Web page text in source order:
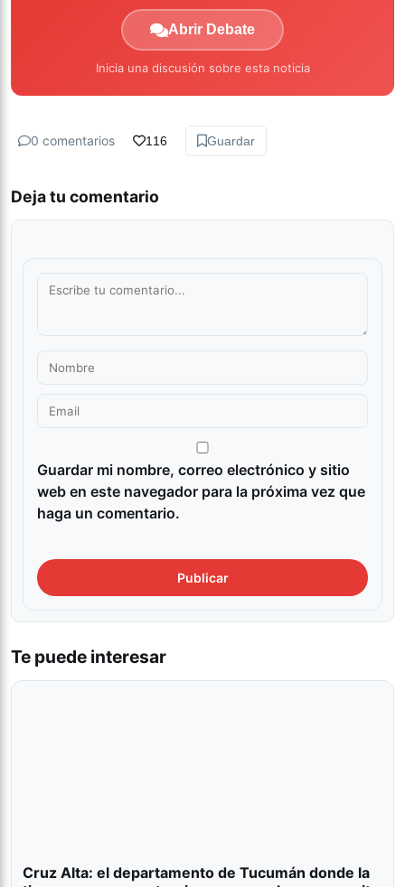
Abrir Debate
Inicia una discusión sobre esta noticia
0 comentarios 116 Guardar
Deja tu comentario
Guardar mi nombre, correo electrónico y sitio
web en este navegador para la próxima vez que
haga un comentario.
Te puede interesar
Cruz Alta: el departamento de Tucumán donde la